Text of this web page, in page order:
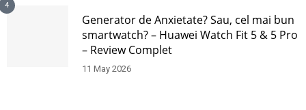
4
Generator de Anxietate? Sau, cel mai bun
smartwatch? – Huawei Watch Fit 5 & 5 Pro
– Review Complet
11 May 2026